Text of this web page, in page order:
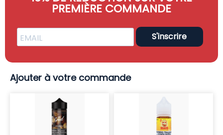
PREMIÈRE COMMANDE
S'inscrire
Ajouter à votre commande